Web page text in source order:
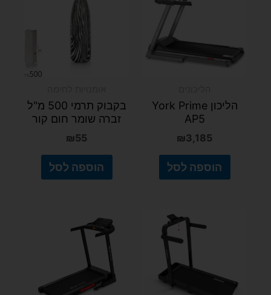
הליכון York Prime
AP5
₪3,185
הוספה לסל
בקבוק תרמי 500 מ"ל
זברה שומר חום קור
₪55
הוספה לסל